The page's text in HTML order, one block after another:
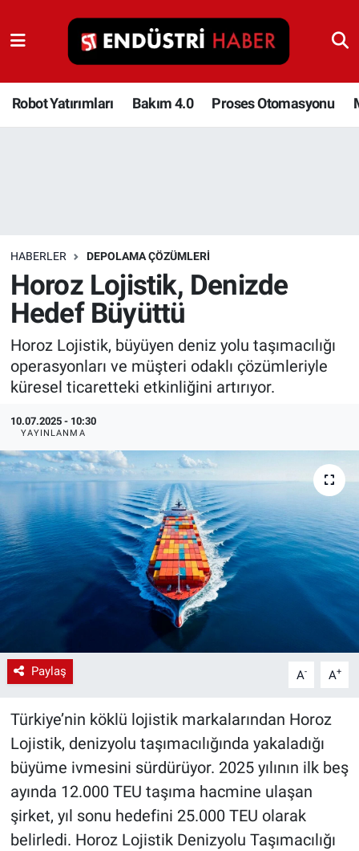
Robot Yatırımları Bakım 4.0 Proses Otomasyonu
HABERLER DEPOLAMA ÇÖZÜMLERI
Horoz Lojistik, Denizde
Hedef Büyüttü
Horoz Lojistik, büyüyen deniz yolu taşımacılığı
operasyonları ve müşteri odaklı çözümleriyle
küresel ticaretteki etkinliğini artırıyor.
10.07.2025 - 10:30
YAYINLANMA
Paylaş A- A+
Türkiye’nin köklü lojistik markalarından Horoz
Lojistik, denizyolu taşımacılığında yakaladığı
büyüme ivmesini sürdürüyor. 2025 yılının ilk beş
ayında 12.000 TEU taşıma hacmine ulaşan
şirket, yıl sonu hedefini 25.000 TEU olarak
belirledi. Horoz Lojistik Denizyolu Taşımacılığı
Robot Yatırımları
Bakım 4.0
Depolama Çözümleri
İnşaat ve Malzeme
HaberOrtak
EndüstriST
Enerjisini Üreten Fabrikalar
Endüstri 4.0 Uygulamaları
Ağır Sanayi Çözümleri